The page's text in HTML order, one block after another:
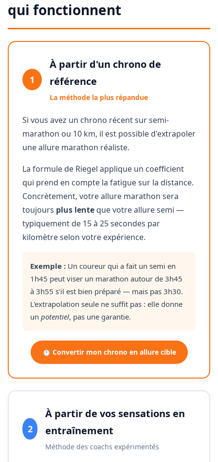
qui fonctionnent
1
À partir d'un chrono de
référence
La méthode la plus répandue
Si vous avez un chrono récent sur semi-
marathon ou 10 km, il est possible d'extrapoler
une allure marathon réaliste.
La formule de Riegel applique un coefficient
qui prend en compte la fatigue sur la distance.
Concrètement, votre allure marathon sera
toujours plus lente que votre allure semi —
typiquement de 15 à 25 secondes par
kilomètre selon votre expérience.
Exemple : Un coureur qui a fait un semi en
1h45 peut viser un marathon autour de 3h45
à 3h55 s'il est bien préparé — mais pas 3h30.
L'extrapolation seule ne suffit pas : elle donne
un potentiel, pas une garantie.
⏱️ Convertir mon chrono en allure cible
2
À partir de vos sensations en
entraînement
Méthode des coachs expérimentés